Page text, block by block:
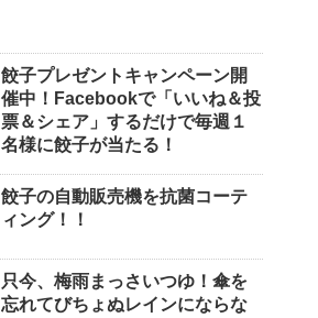
餃子プレゼントキャンペーン開
催中！Facebookで「いいね＆投
票＆シェア」するだけで毎週１
名様に餃子が当たる！
餃子の自動販売機を抗菌コーテ
ィング！！
只今、梅雨まっさいつゆ！傘を
忘れてびちょぬレインにならな